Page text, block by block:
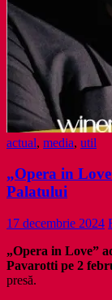
actual, media, util
„Opera in
Palatului
17 decembrie 2024
„Opera in Love”
Pavarotti pe 2
presă.